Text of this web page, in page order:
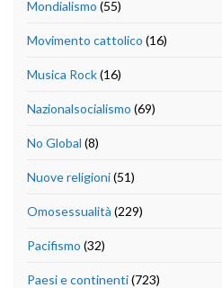
Mondialismo (55)
Movimento cattolico (16)
Musica Rock(16)
Nazionalsocialismo (69)
No Global (8)
Nuove religioni(51)
Omosessualità (229)
Pacifismo (32)
Paesi e continenti(723)